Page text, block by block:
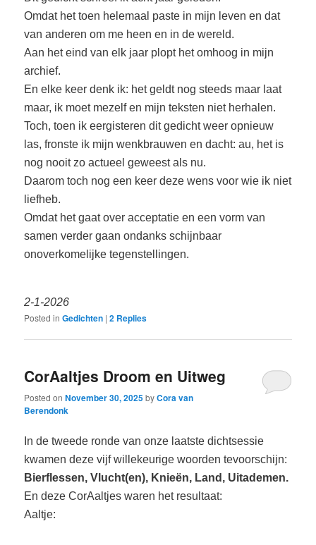
Omdat het toen helemaal paste in mijn leven en dat
van anderen om me heen en in de wereld.
Aan het eind van elk jaar plopt het omhoog in mijn
archief.
En elke keer denk ik: het geldt nog steeds maar laat
maar, ik moet mezelf en mijn teksten niet herhalen.
Toch, toen ik eergisteren dit gedicht weer opnieuw
las, fronste ik mijn wenkbrauwen en dacht: au, het is
nog nooit zo actueel geweest als nu.
Daarom toch nog een keer deze wens voor wie ik niet
liefheb.
Omdat het gaat over acceptatie en een vorm van
samen verder gaan ondanks schijnbaar
onoverkomelijke tegenstellingen.
2-1-2026
Posted in Gedichten |2 Replies
CorAaltjes Droom en Uitweg
Posted onNovember 30, 2025byCora van
Berendonk
In de tweede ronde van onze laatste dichtsessie
kwamen deze vijf willekeurige woorden tevoorschijn:
Bierflessen, Vlucht(en), Knieën, Land, Uitademen.
En deze CorAaltjes waren het resultaat:
Aaltje: